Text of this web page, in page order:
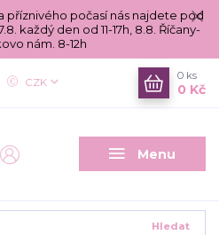
příznivého počasí nás najdete pod
každý den od 11-17h, 8.8. Říčany-
nám. 8-12h
Menu
CZK
Hledat
0 ks
0 Kč